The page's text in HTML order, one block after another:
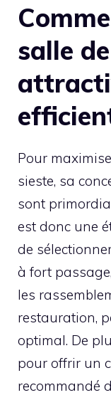
salle
Pour
sieste, sa
sont
est donc une
de
à fort
les
restauration,
optimal. De
pour offrir un
recommandé